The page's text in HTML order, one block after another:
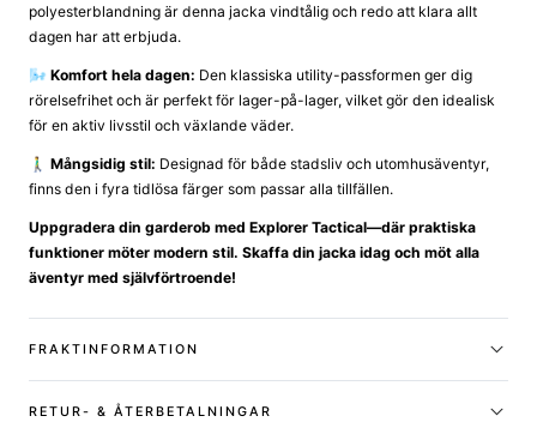
polyesterblandning är denna jacka vindtålig och redo att klara allt
dagen har att erbjuda.
🌬️ Komfort hela dagen: Den klassiska utility-passformen ger dig
rörelsefrihet och är perfekt för lager-på-lager, vilket gör den idealisk
för en aktiv livsstil och växlande väder.
🚶‍♂️ Mångsidig stil: Designad för både stadsliv och utomhusäventyr,
finns den i fyra tidlösa färger som passar alla tillfällen.
Uppgradera din garderob med Explorer Tactical—där praktiska
funktioner möter modern stil. Skaffa din jacka idag och möt alla
äventyr med självförtroende!
FRAKTINFORMATION
RETUR- & ÅTERBETALNINGAR